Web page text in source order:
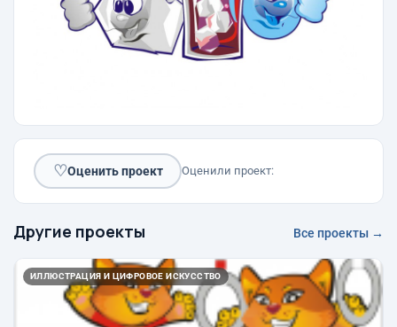
♡Оценить проект Оценили проект:
Другие проекты Все проекты →
ИЛЛЮСТРАЦИЯ И ЦИФРОВОЕ ИСКУССТВО